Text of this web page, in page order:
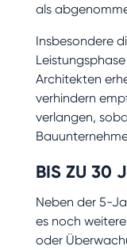
als
Insbesondere
Architekten
verhindern
verlangen,
BIS ZU 30
Neben der 5-
es noch weitere
oder